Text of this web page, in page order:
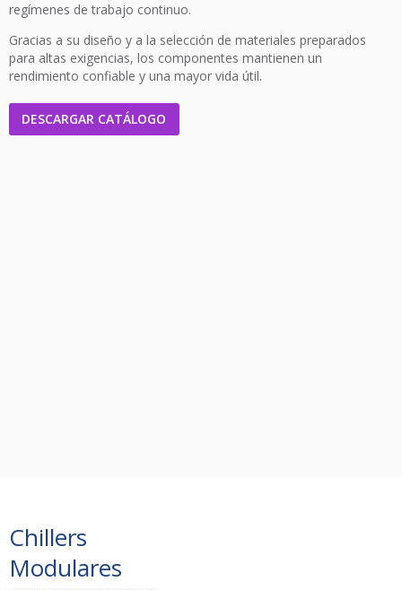
regímenes de trabajo continuo.
Gracias a su diseño y a la selección de materiales preparados
para altas exigencias, los componentes mantienen un
rendimiento confiable y una mayor vida útil.
DESCARGAR CATÁLOGO
Chillers
Modulares